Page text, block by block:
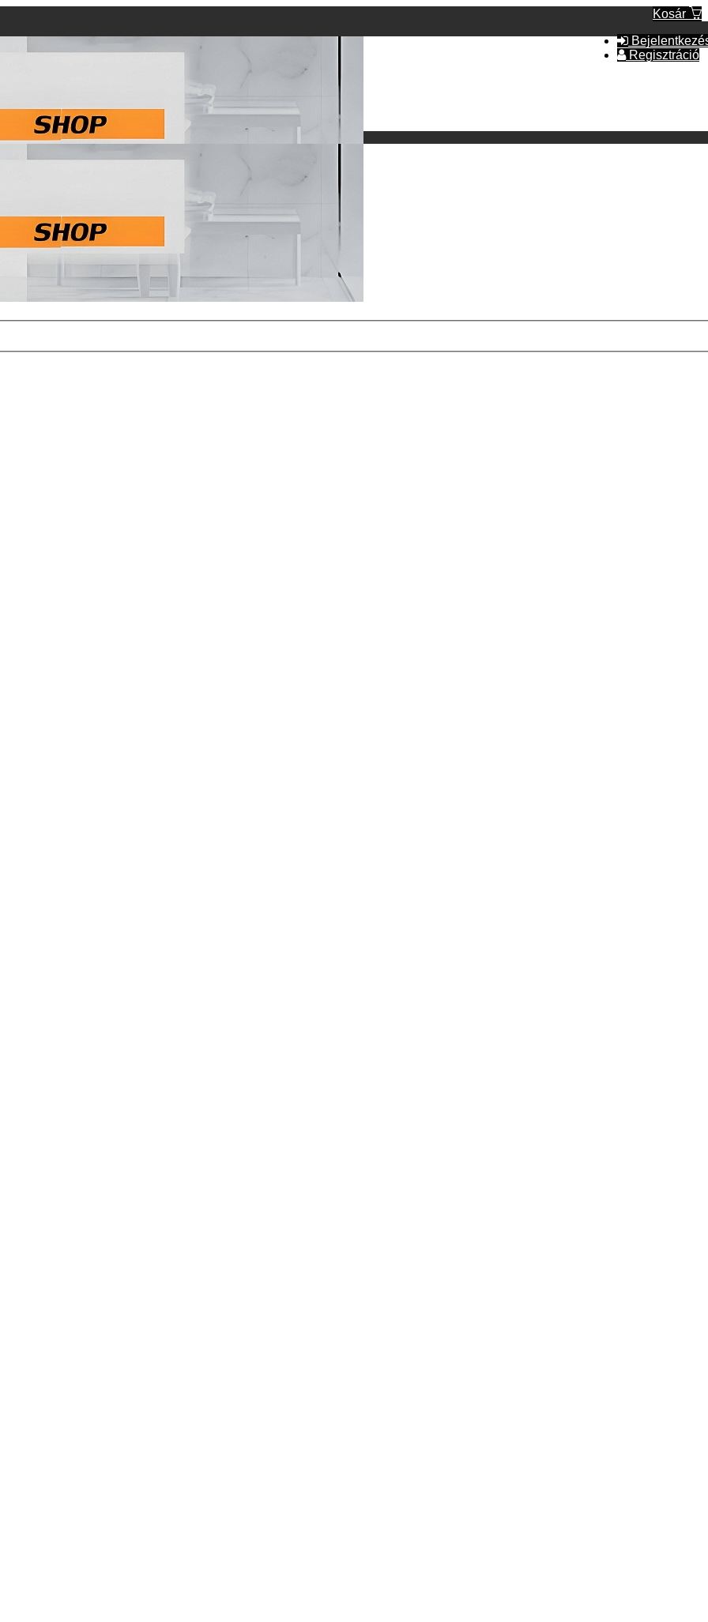
Kosár
Regisztráció